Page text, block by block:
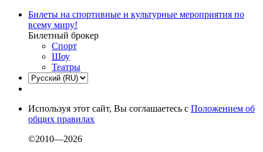
Билеты на спортивные и культурные мероприятия по
всему миру!
Билетный брокер
Спорт
Шоу
Театры
Используя этот сайт, Вы соглашаетесь с Положением об
общих правилах
©2010—2026